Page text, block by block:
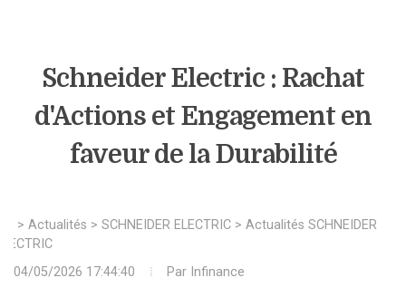
Schneider Electric : Rachat
d'Actions et Engagement en
faveur de la Durabilité
> Actualités > SCHNEIDER ELECTRIC > Actualités SCHNEIDER
04/05/2026 17:44:40
Par Infinance